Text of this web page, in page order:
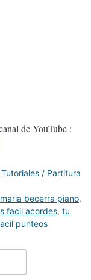
de YouTube :
Tutoriales / Partitura
maria becerra piano,
facil acordes, tu
punteos